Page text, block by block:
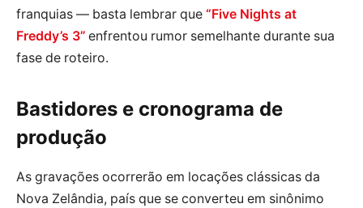
franquias — basta lembrar que “Five Nights at
Freddy’s 3” enfrentou rumor semelhante durante sua
fase de roteiro.
Bastidores e cronograma de
produção
As gravações ocorrerão em locações clássicas da
Nova Zelândia, país que se converteu em sinônimo